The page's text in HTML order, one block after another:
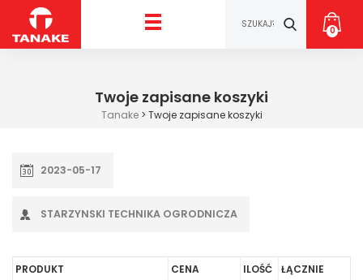
0
Twoje zapisane koszyki
Tanake> Twoje zapisane koszyki
2023-05-17
STARZYNSKI TECHNIKA OGRODNICZA
PRODUKT CENA ILOŚĆ ŁĄCZNIE